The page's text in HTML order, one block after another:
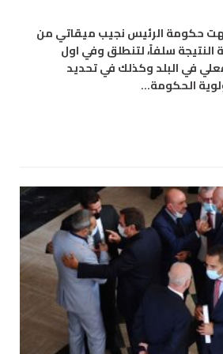
حكومة الرئيس نجيب ميقاتي من
سلفاً، لتنطلق وفي اول
في البلد وكذلك في تحديد
الحكومة…